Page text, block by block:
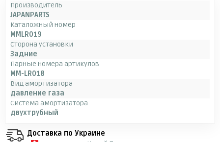
Производитель
JAPANPARTS
Каталожный номер
MMLR019
Сторона установки
Задние
Парные номера артикулов
MM-LR018
Вид амортизатора
давление газа
Система амортизатора
двухтрубный
Доставка по Украине